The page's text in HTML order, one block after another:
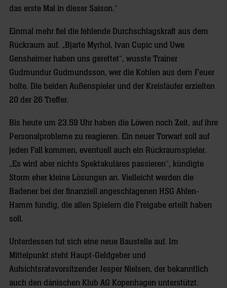
das erste Mal in dieser Saison.“
Einmal mehr fiel die fehlende Durchschlagskraft aus dem
Rückraum auf. „Bjarte Myrhol, Ivan Cupic und Uwe
Gensheimer haben uns gerettet“, wusste Trainer
Gudmundur Gudmundsson, wer die Kohlen aus dem Feuer
holte. Die beiden Außenspieler und der Kreisläufer erzielten
20 der 26 Treffer.
Bis heute um 23.59 Uhr haben die Löwen noch Zeit, auf ihre
Personalprobleme zu reagieren. Ein neuer Torwart soll auf
jeden Fall kommen, eventuell auch ein Rückraumspieler.
„Es wird aber nichts Spektakuläres passieren“, kündigte
Storm eher kleine Lösungen an. Vielleicht werden die
Badener bei der finanziell angeschlagenen HSG Ahlen-
Hamm fündig, die allen Spielern die Freigabe erteilt haben
soll.
Unterdessen tut sich eine neue Baustelle auf. Im
Mittelpunkt steht Haupt-Geldgeber und
Aufsichtsratsvorsitzender Jesper Nielsen, der bekanntlich
auch den dänischen Klub AG Kopenhagen unterstützt.